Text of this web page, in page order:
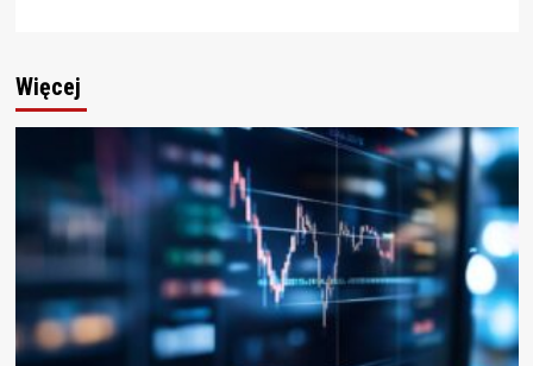
Więcej